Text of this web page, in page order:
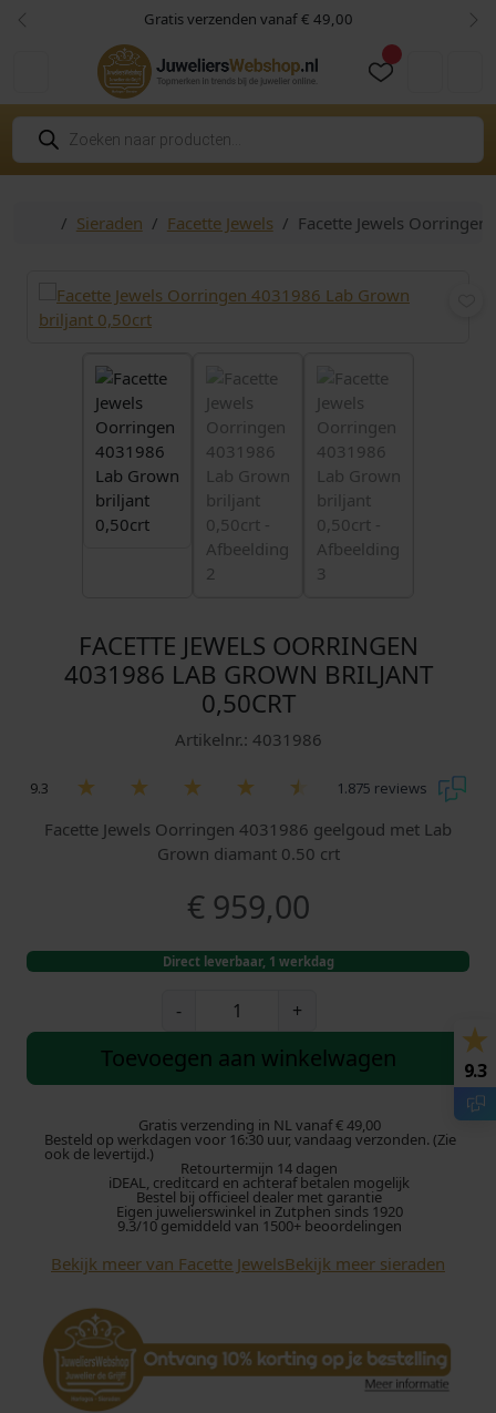
Skip to content
Skip to footer Gratis verzenden vanaf € 49,00
Vorige
P
o
d
HomeSieraden Facette Jewels Facette Jewels
FACETTE JEWELS OORRINGEN
4031986 LAB GROWN BRILJANT
0,50CRT
Artikelnr.: 4031986
9.3 1.875 reviews
Facette Jewels Oorringen 4031986 geelgoud met Lab
Grown diamant 0.50 crt
€959,00
Direct leverbaar, 1 werkdag
-
c
t
e
e
w
l
o
r
+
Toevoegen aan winkelwagen
Gratis verzending in NL vanaf € 49,00
Besteld op werkdagen voor 16:30 uur, vandaag verzonden. (Zie
ook de levertijd.)
Retourtermijn 14 dagen
iDEAL, creditcard en achteraf betalen mogelijk
Bestel bij officieel dealer met garantie
Eigen juwelierswinkel in Zutphen sinds 1920
9.3/10 gemiddeld van 1500+ beoordelingen
Bekijk meer van Facette JewelsBekijk meer sieraden
9.3